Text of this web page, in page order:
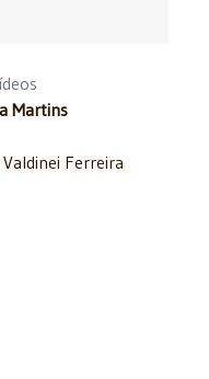
Martins
Ferreira